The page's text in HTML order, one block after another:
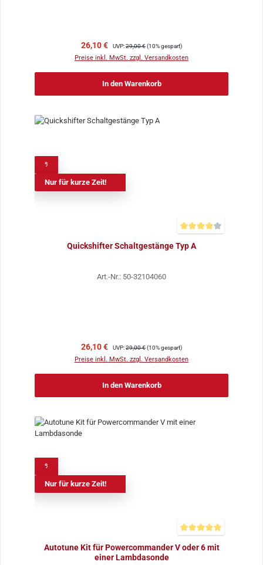
Verkaufspreis:
26,10 € Regulärer Preis:
UVP:29,00 €(10% gespart)
Preise inkl. MwSt. zzgl. Versandkosten
In den Warenkorb
Nur für kurze Zeit!
Quickshifter Schaltgestänge Typ A
Art.-Nr.: 50-32104060
Verkaufspreis:
26,10 € Regulärer Preis:
UVP:29,00 €(10% gespart)
Preise inkl. MwSt. zzgl. Versandkosten
In den Warenkorb
Nur für kurze Zeit!
Autotune Kit für Powercommander V oder 6 mit
einer Lambdasonde